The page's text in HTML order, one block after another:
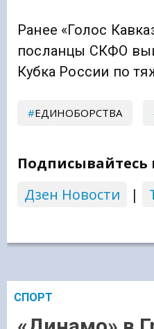
Ранее «Голос
посланцы СКФО
Кубка России по
ЕДИНОБОРСТВА
Подписывайтесь
Дзен Новости
|
СПОРТ